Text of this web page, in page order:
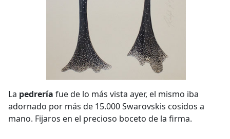
La pedrería fue de lo más vista ayer, el mismo iba
adornado por más de 15.000 Swarovskis cosidos a
mano. Fijaros en el precioso boceto de la firma.